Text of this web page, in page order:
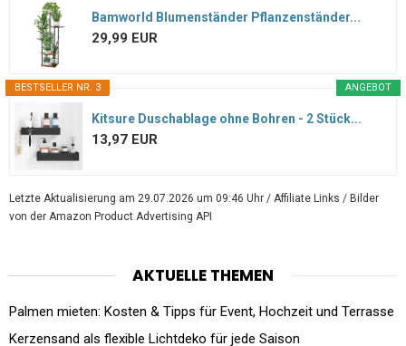
Bamworld Blumenständer Pflanzenständer...
29,99 EUR
ANGEBOT
BESTSELLER NR. 3
Kitsure Duschablage ohne Bohren - 2 Stück...
13,97 EUR
Letzte Aktualisierung am 29.07.2026 um 09:46 Uhr / Affiliate Links / Bilder
von der Amazon Product Advertising API
AKTUELLE THEMEN
Palmen mieten: Kosten & Tipps für Event, Hochzeit und Terrasse
Kerzensand als flexible Lichtdeko für jede Saison